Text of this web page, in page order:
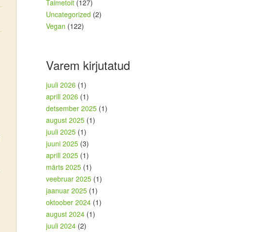
Taimetoit (127)
Uncategorized (2)
Vegan (122)
Varem kirjutatud
juuli 2026 (1)
aprill 2026 (1)
detsember 2025 (1)
august 2025 (1)
juuli 2025 (1)
juuni 2025 (3)
aprill 2025 (1)
märts 2025 (1)
veebruar 2025 (1)
jaanuar 2025 (1)
oktoober 2024 (1)
august 2024 (1)
juuli 2024 (2)